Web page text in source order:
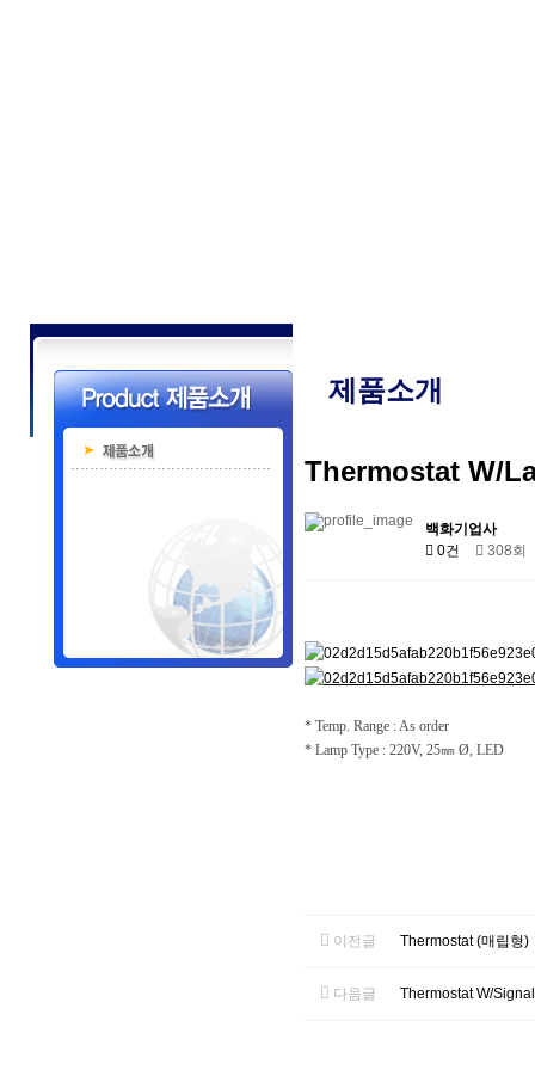
제품소개
Thermostat W/
백화기업사
0건
308회
* Temp. Range : As order
* Lamp Type : 220V, 25㎜ Ø, LED
이전글 Thermostat (매립형)
다음글 Thermostat W/